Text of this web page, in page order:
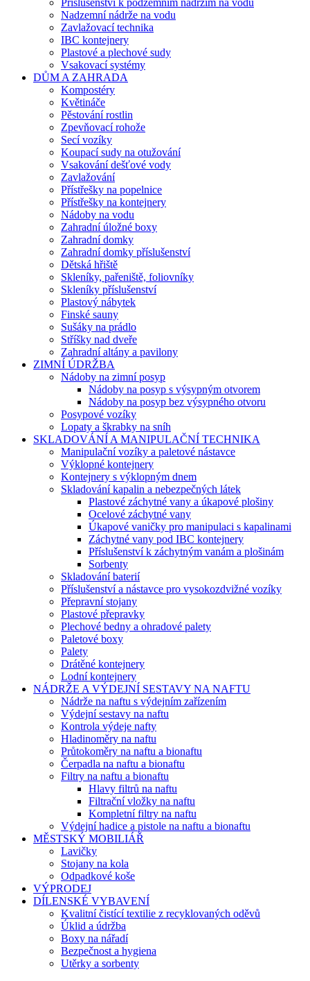
Příslušenství k podzemním nádržím na vodu
Nadzemní nádrže na vodu
Zavlažovací technika
IBC kontejnery
Plastové a plechové sudy
Vsakovací systémy
DŮM A ZAHRADA
Kompostéry
Květináče
Pěstování rostlin
Zpevňovací rohože
Secí vozíky
Koupací sudy na otužování
Vsakování dešťové vody
Zavlažování
Přístřešky na popelnice
Přístřešky na kontejnery
Nádoby na vodu
Zahradní úložné boxy
Zahradní domky
Zahradní domky příslušenství
Dětská hřiště
Skleníky, pařeniště, foliovníky
Skleníky příslušenství
Plastový nábytek
Finské sauny
Sušáky na prádlo
Stříšky nad dveře
Zahradní altány a pavilony
ZIMNÍ ÚDRŽBA
Nádoby na zimní posyp
Nádoby na posyp s výsypným otvorem
Nádoby na posyp bez výsypného otvoru
Posypové vozíky
Lopaty a škrabky na sníh
SKLADOVÁNÍ A MANIPULAČNÍ TECHNIKA
Manipulační vozíky a paletové nástavce
Výklopné kontejnery
Kontejnery s výklopným dnem
Skladování kapalin a nebezpečných látek
Plastové záchytné vany a úkapové plošiny
Ocelové záchytné vany
Úkapové vaničky pro manipulaci s kapalinami
Záchytné vany pod IBC kontejnery
Příslušenství k záchytným vanám a plošinám
Sorbenty
Skladování baterií
Příslušenství a nástavce pro vysokozdvižné vozíky
Přepravní stojany
Plastové přepravky
Plechové bedny a ohradové palety
Paletové boxy
Palety
Drátěné kontejnery
Lodní kontejnery
NÁDRŽE A VÝDEJNÍ SESTAVY NA NAFTU
Nádrže na naftu s výdejním zařízením
Výdejní sestavy na naftu
Kontrola výdeje nafty
Hladinoměry na naftu
Průtokoměry na naftu a bionaftu
Čerpadla na naftu a bionaftu
Filtry na naftu a bionaftu
Hlavy filtrů na naftu
Filtrační vložky na naftu
Kompletní filtry na naftu
Výdejní hadice a pistole na naftu a bionaftu
MĚSTSKÝ MOBILIÁŘ
Lavičky
Stojany na kola
Odpadkové koše
VÝPRODEJ
DÍLENSKÉ VYBAVENÍ
Kvalitní čistící textilie z recyklovaných oděvů
Úklid a údržba
Boxy na nářadí
Bezpečnost a hygiena
Utěrky a sorbenty